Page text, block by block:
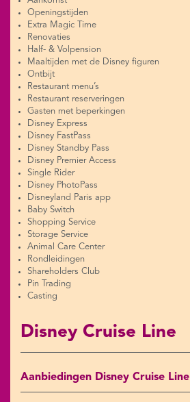
Openingstijden
Extra Magic Time
Renovaties
Half- & Volpension
Maaltijden met de Disney figuren
Ontbijt
Restaurant menu’s
Restaurant reserveringen
Gasten met beperkingen
Disney Express
Disney FastPass
Disney Standby Pass
Disney Premier Access
Single Rider
Disney PhotoPass
Disneyland Paris app
Baby Switch
Shopping Service
Storage Service
Animal Care Center
Rondleidingen
Shareholders Club
Pin Trading
Casting
Disney Cruise Line
Aanbiedingen Disney Cruise Line